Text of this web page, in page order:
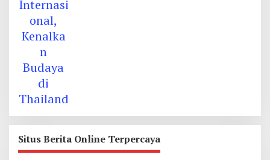
Situs Berita Online Terpercaya